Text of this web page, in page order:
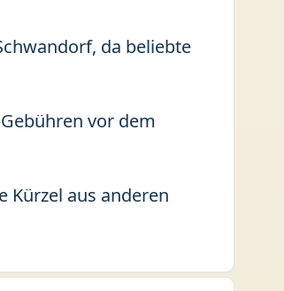
da beliebte
vor dem
Kürzel aus anderen